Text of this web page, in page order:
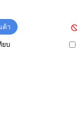
ค้า
ยบ